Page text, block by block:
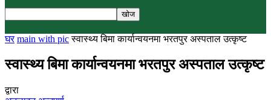
घर main with pic स्वास्थ्य बिमा कार्यान्वयनमा भरतपुर अस्पताल उत्कृष्ट
स्वास्थ्य बिमा कार्यान्वयनमा भरतपुर अस्पताल उत्कृष्ट
द्वारा